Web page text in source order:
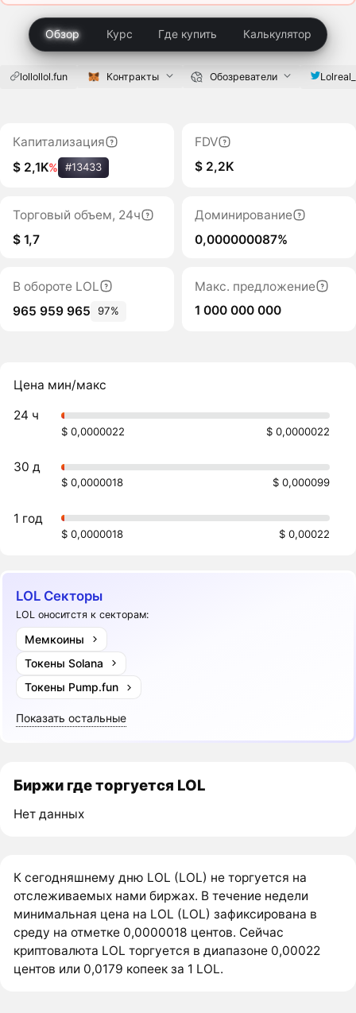
Обзор Курс Где купить Калькулятор
lollollol.fun Контракты Обозреватели Lolreal_
Капитализация
$ 2,1K% #13433
FDV
$ 2,2K
Торговый объем, 24ч
$ 1,7
Доминирование
0,000000087%
В обороте LOL
965 959 965
97%
Макс. предложение
1 000 000 000
Цена мин/макс
24 ч
$ 0,0000022 $ 0,0000022
30 д
$ 0,0000018 $ 0,000099
1 год
$ 0,0000018 $ 0,00022
LOL Секторы
LOL оноситстя к секторам:
Мемкоины
Токены Solana
Токены Pump.fun
Показать остальные
Биржи где торгуется LOL
Нет данных
К сегодняшнему дню LOL (LOL) не торгуется на
отслеживаемых нами биржах. В течение недели
минимальная цена на LOL (LOL) зафиксирована в
среду на отметке 0,0000018 центов. Сейчас
криптовалюта LOL торгуется в диапазоне 0,00022
центов или 0,0179 копеек за 1 LOL.